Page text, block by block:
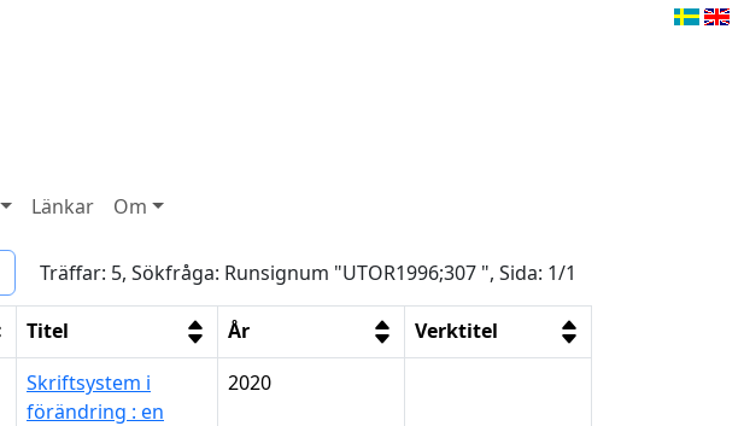
Länkar Om
Träffar: 5, Sökfråga: Runsignum "UTOR1996;307 ", Sida: 1/1
Titel År
Verktitel
Skriftsystem i
förändring : en
2020